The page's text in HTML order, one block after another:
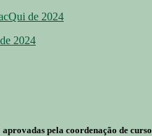
de 2024
2024
pela coordenação de curso